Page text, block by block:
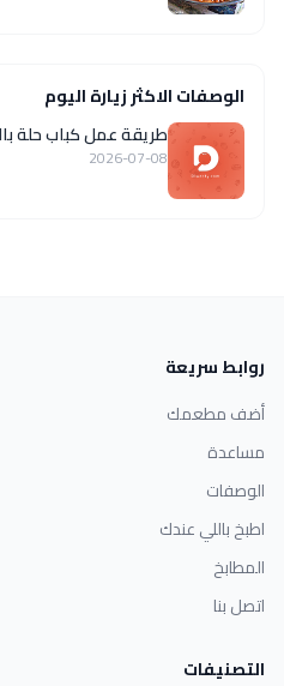
الوصفات الاكثر زيارة اليوم
طريقة عمل كباب حلة
2026-07-08
روابط سريعة
أضف مطعمك
مساعدة
الوصفات
اطبخ باللي عندك
المطابخ
اتصل بنا
التصنيفات